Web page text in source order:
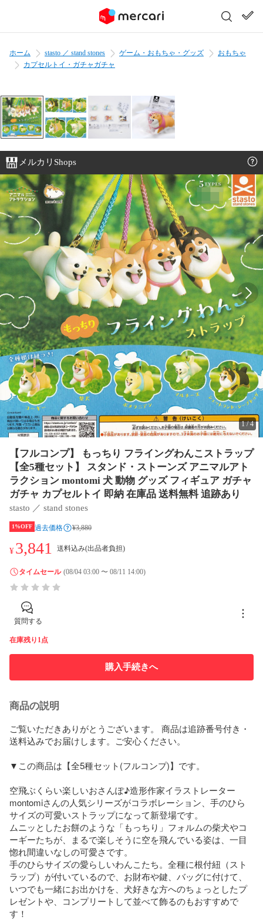
ホーム stasto ／ stand stones ゲーム・おもちゃ・グッズ
おもちゃ
カプセルトイ・ガチャガチャ
メルカリShops
1/4
【フルコンプ】 もっちり フライングわんこストラップ
【全5種セット】 スタンド・ストーンズ アニマルアト
ラクション montomi 犬 動物 グッズ フィギュア ガチャ
ガチャ カプセルトイ 即納 在庫品 送料無料 追跡あり
stasto ／ stand stones
1%OFF 過去価格 ¥3,880
¥3,841 送料込み(出品者負担)
タイムセール (08/04 03:00 〜 08/11 14:00)
質問する
在庫残り1点
購入手続きへ
商品の説明
ご覧いただきありがとうございます。 商品は追跡番号付き・
送料込みでお届けします。ご安心ください。
▼この商品は【全5種セット(フルコンプ)】です。
空飛ぶくらい楽しいおさんぽ♪造形作家イラストレーター
montomiさんの人気シリーズがコラボレーション、手のひら
サイズの可愛いストラップになって新登場です。
ムニッとしたお餅のような「もっちり」フォルムの柴犬やコ
ーギーたちが、まるで楽しそうに空を飛んでいる姿は、一目
惚れ間違いなしの可愛さです。
手のひらサイズの愛らしいわんこたち。全種に根付紐（スト
ラップ）が付いているので、お財布や鍵、バッグに付けて、
いつでも一緒にお出かけを、犬好きな方へのちょっとしたプ
レゼントや、コンプリートして並べて飾るのもおすすめで
す！